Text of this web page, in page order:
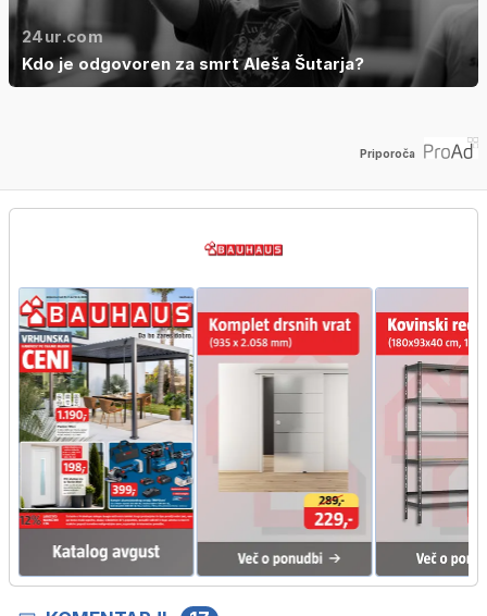
24ur.com
Kdo je odgovoren za smrt Aleša Šutarja?
Priporoča